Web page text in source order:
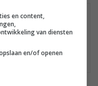
te koop.
en content,
van diensten
en/of openen